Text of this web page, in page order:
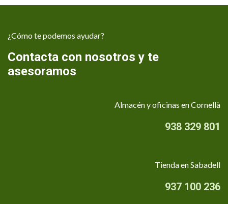
¿Cómo te podemos ayudar?
Contacta con nosotros y te
asesoramos
Almacén y oficinas en Cornellà
938 329 801
Tienda en Sabadell
937 100 236